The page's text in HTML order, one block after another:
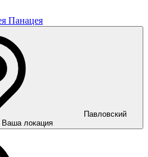
Панацея
Павловский
Ваша локация